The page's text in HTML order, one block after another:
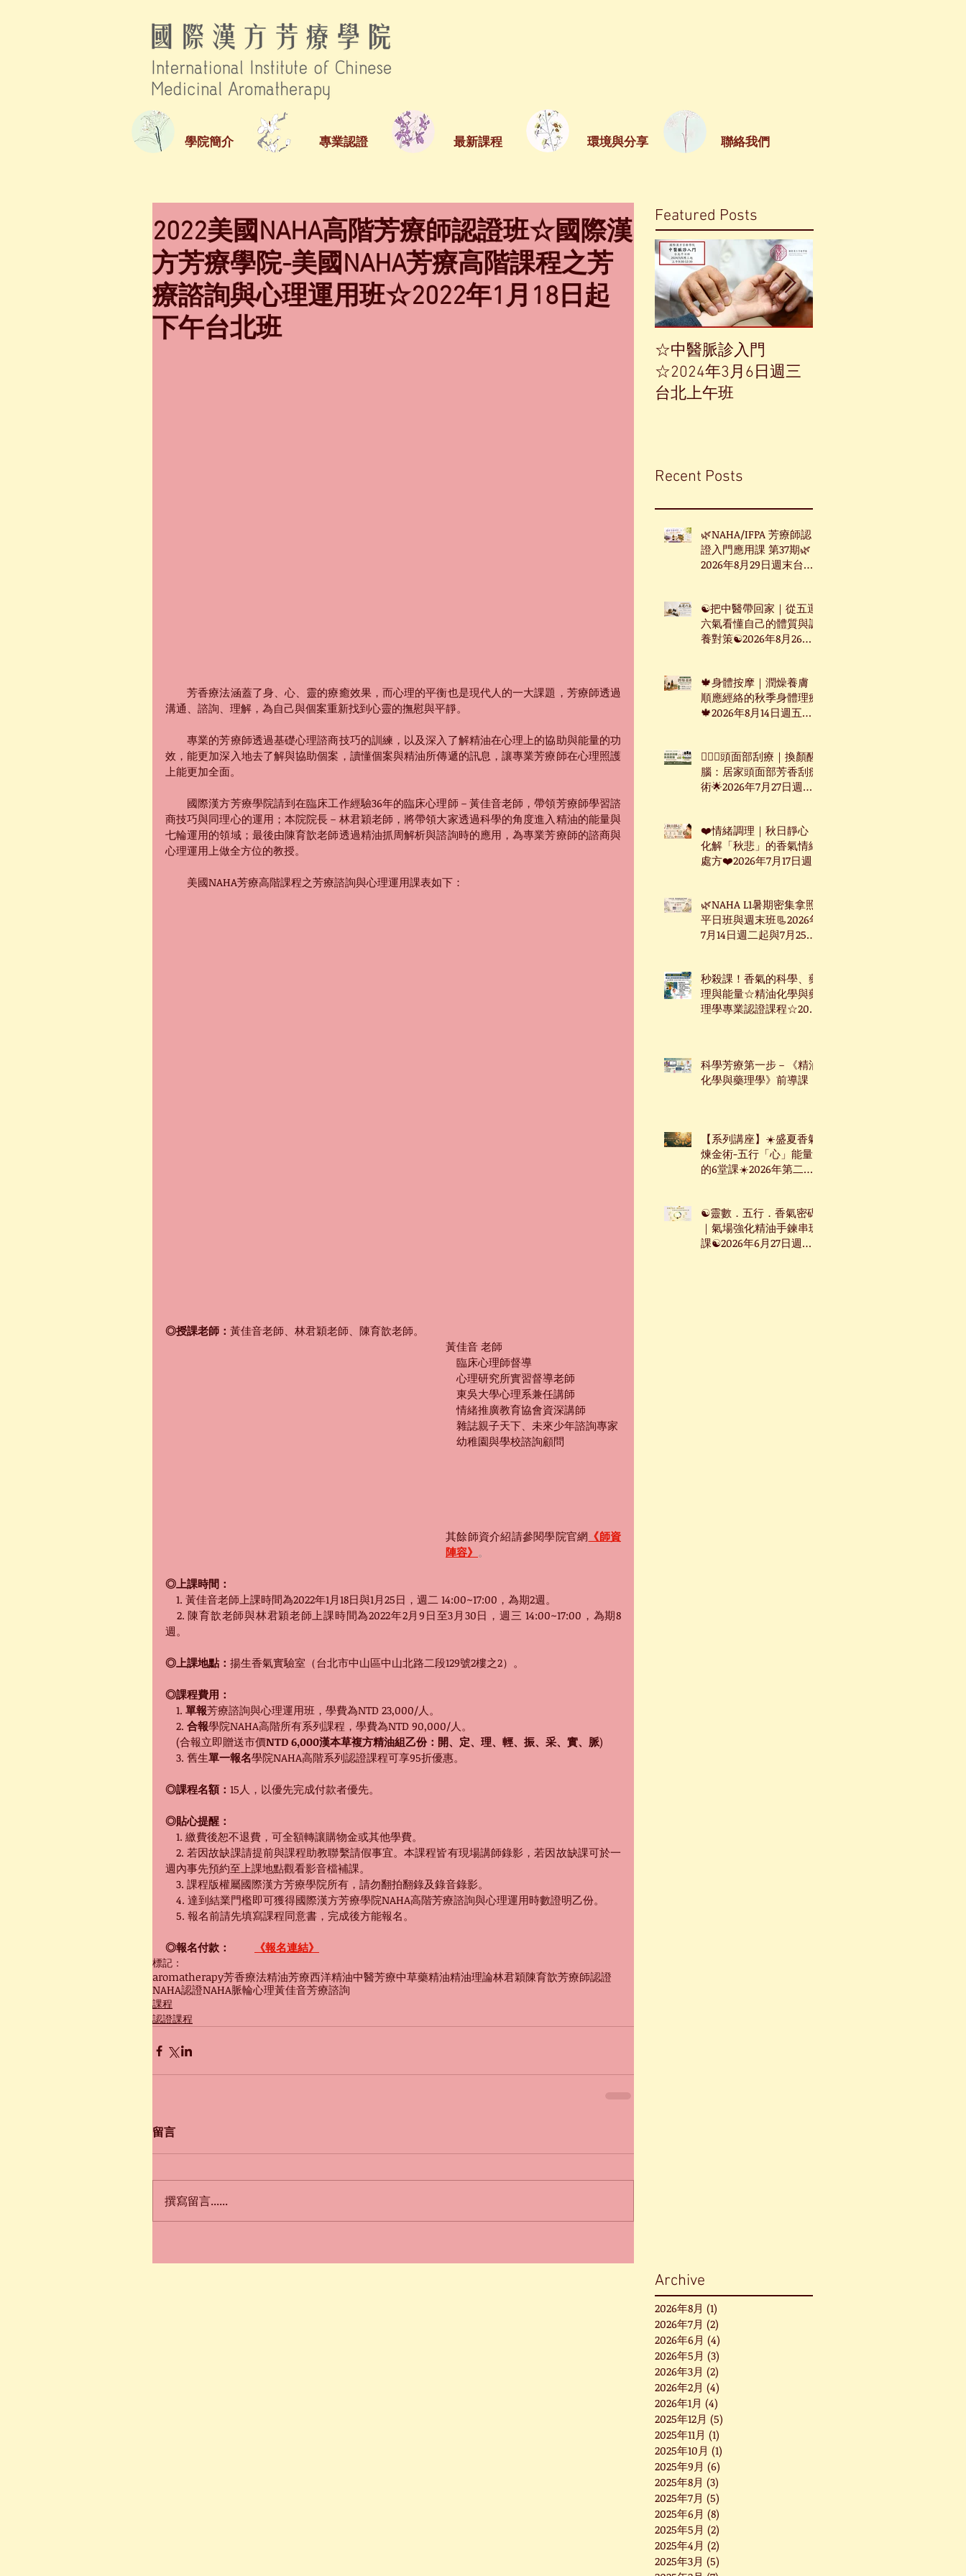
學院簡介 專業認證 最新課程 環境與分享 聯絡我們
2022美國NAHA高階芳療師認證班☆國際漢
方芳療學院-美國NAHA芳療高階課程之芳
療諮詢與心理運用班☆2022年1月18日起
下午台北班
芳香療法涵蓋了身、心、靈的療癒效果，而心理的平衡也是現代人的一大課題，芳療師透過
溝通、諮詢、理解，為自己與個案重新找到心靈的撫慰與平靜。
專業的芳療師透過基礎心理諮商技巧的訓練，以及深入了解精油在心理上的協助與能量的功
效，能更加深入地去了解與協助個案，讀懂個案與精油所傳遞的訊息，讓專業芳療師在心理照護
上能更加全面。
國際漢方芳療學院請到在臨床工作經驗36年的臨床心理師－黃佳音老師，帶領芳療師學習諮
商技巧與同理心的運用；本院院長－林君穎老師，將帶領大家透過科學的角度進入精油的能量與
七輪運用的領域；最後由陳育歆老師透過精油抓周解析與諮詢時的應用，為專業芳療師的諮商與
心理運用上做全方位的教授。
美國NAHA芳療高階課程之芳療諮詢與心理運用課表如下：
◎授課老師： 黃佳音老師、林君穎老師、陳育歆老師。
黃佳音 老師
臨床心理師督導
心理研究所實習督導老師
東吳大學心理系兼任講師
情緒推廣教育協會資深講師
雜誌親子天下、未來少年諮詢專家
幼稚園與學校諮詢顧問
其餘師資介紹請參閱學院官網 《師資
陣容》 。
◎上課時間：
1. 黃佳音老師上課時間為2022年1月18日與1月25日，週二 14:00~17:00，為期2週。
2. 陳育歆老師與林君穎老師上課時間為2022年2月9日至3月30日，週三 14:00~17:00，為期8
週。
◎上課地點： 揚生香氣實驗室（台北市中山區中山北路二段129號2樓之2）。
◎課程費用：
1. 單報芳療諮詢與心理運用班，學費為NTD 23,000/人。
2. 合報學院NAHA高階所有系列課程，學費為NTD 90,000/人。
(合報立即贈送市價NTD 6,000漢本草複方精油組乙份：開、定、理、輕、振、采、實、脈)
3. 舊生單一報名學院NAHA高階系列認證課程可享95折優惠。
◎課程名額： 15人，以優先完成付款者優先。
◎貼心提醒：
1. 繳費後恕不退費，可全額轉讓購物金或其他學費。
2. 若因故缺課請提前與課程助教聯繫請假事宜。本課程皆有現場講師錄影，若因故缺課可於一
週內事先預約至上課地點觀看影音檔補課。
3. 課程版權屬國際漢方芳療學院所有，請勿翻拍翻錄及錄音錄影。
4. 達到結業門檻即可獲得國際漢方芳療學院NAHA高階芳療諮詢與心理運用時數證明乙份。
5. 報名前請先填寫課程同意書，完成後方能報名。
◎報名付款： 《報名連結》
標記：
aromatherapy芳香療法精油芳療西洋精油中醫芳療中草藥精油精油理論林君穎陳育歆芳療師認證
NAHA認證NAHA脈輪心理黃佳音芳療諮詢
課程
認證課程
留言
撰寫留言......
Featured Posts
☆中醫脈診入門
☆2024年3月6日週三
台北上午班
Recent Posts
🌿NAHA/IFPA 芳療師認
證入門應用課 第37期🌿
2026年8月29日週末台北
☯把中醫帶回家｜從五運
六氣看懂自己的體質與調
養對策☯2026年8月26日
🍁身體按摩｜潤燥養膚：
順應經絡的秋季身體理療
🍁2026年8月14日週五台
🧖🏻‍♀️頭面部刮療｜換顏醒
腦：居家頭面部芳香刮痧
術🌟2026年7月27日週一
❤️情緒調理｜秋日靜心：
化解「秋悲」的香氣情緒
處方❤️2026年7月17日週
🌿NAHA L1暑期密集拿照
平日班與週末班📃2026年
7月14日週二起與7月25日
秒殺課！香氣的科學、藥
理與能量☆精油化學與藥
理學專業認證課程☆2026
科學芳療第一步－《精油
化學與藥理學》前導課
【系列講座】☀️盛夏香氣
煉金術-五行「心」能量
的6堂課☀️2026年第二季
☯靈數．五行．香氣密碼
｜氣場強化精油手鍊串珠
課☯2026年6月27日週六
Archive
2026年8月 (1)
2026年7月 (2)
2026年6月 (4)
2026年5月 (3)
2026年3月 (2)
2026年2月 (4)
2026年1月 (4)
2025年12月 (5)
2025年11月 (1)
2025年10月 (1)
2025年9月 (6)
2025年8月 (3)
2025年7月 (5)
2025年6月 (8)
2025年5月 (2)
2025年4月 (2)
2025年3月 (5)